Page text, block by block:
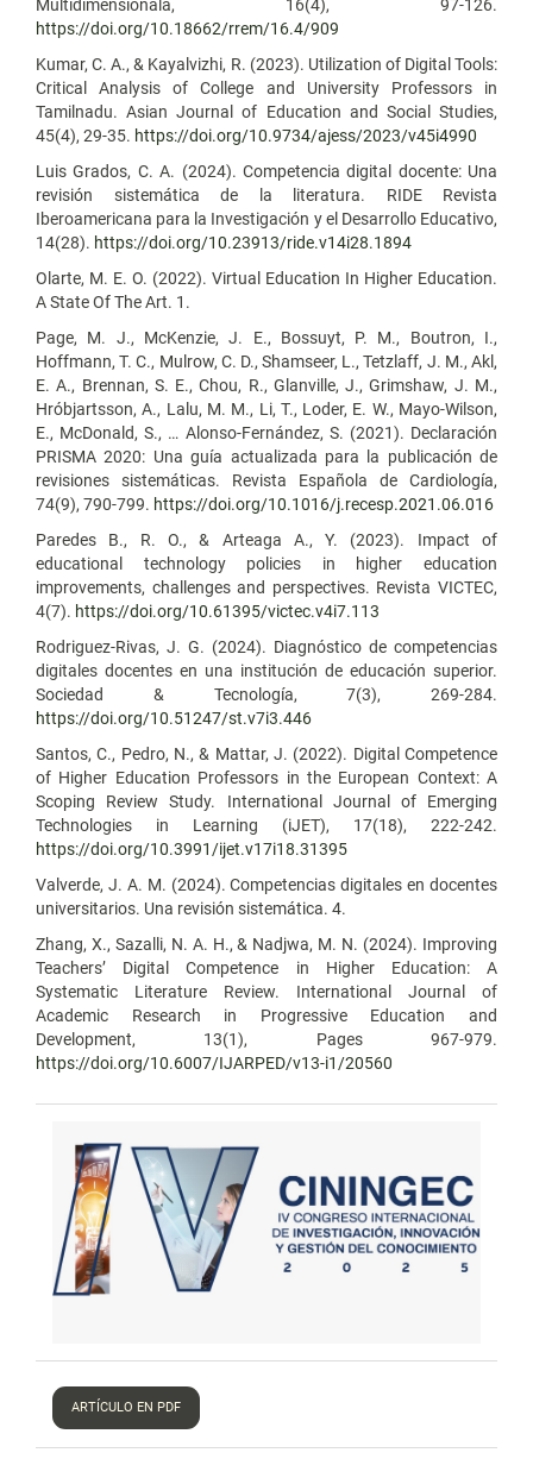
Multidimensionala, 16(4), 97-126.
https://doi.org/10.18662/rrem/16.4/909
Kumar, C. A., & Kayalvizhi, R. (2023). Utilization of Digital Tools:
Critical Analysis of College and University Professors in
Tamilnadu. Asian Journal of Education and Social Studies,
45(4), 29-35. https://doi.org/10.9734/ajess/2023/v45i4990
Luis Grados, C. A. (2024). Competencia digital docente: Una
revisión sistemática de la literatura. RIDE Revista
Iberoamericana para la Investigación y el Desarrollo Educativo,
14(28). https://doi.org/10.23913/ride.v14i28.1894
Olarte, M. E. O. (2022). Virtual Education In Higher Education.
A State Of The Art. 1.
Page, M. J., McKenzie, J. E., Bossuyt, P. M., Boutron, I.,
Hoffmann, T. C., Mulrow, C. D., Shamseer, L., Tetzlaff, J. M., Akl,
E. A., Brennan, S. E., Chou, R., Glanville, J., Grimshaw, J. M.,
Hróbjartsson, A., Lalu, M. M., Li, T., Loder, E. W., Mayo-Wilson,
E., McDonald, S., … Alonso-Fernández, S. (2021). Declaración
PRISMA 2020: Una guía actualizada para la publicación de
revisiones sistemáticas. Revista Española de Cardiología,
74(9), 790-799. https://doi.org/10.1016/j.recesp.2021.06.016
Paredes B., R. O., & Arteaga A., Y. (2023). Impact of
educational technology policies in higher education
improvements, challenges and perspectives. Revista VICTEC,
4(7). https://doi.org/10.61395/victec.v4i7.113
Rodriguez-Rivas, J. G. (2024). Diagnóstico de competencias
digitales docentes en una institución de educación superior.
Sociedad & Tecnología, 7(3), 269-284.
https://doi.org/10.51247/st.v7i3.446
Santos, C., Pedro, N., & Mattar, J. (2022). Digital Competence
of Higher Education Professors in the European Context: A
Scoping Review Study. International Journal of Emerging
Technologies in Learning (iJET), 17(18), 222-242.
https://doi.org/10.3991/ijet.v17i18.31395
Valverde, J. A. M. (2024). Competencias digitales en docentes
universitarios. Una revisión sistemática. 4.
Zhang, X., Sazalli, N. A. H., & Nadjwa, M. N. (2024). Improving
Teachers’ Digital Competence in Higher Education: A
Systematic Literature Review. International Journal of
Academic Research in Progressive Education and
Development, 13(1), Pages 967-979.
https://doi.org/10.6007/IJARPED/v13-i1/20560
ARTÍCULO EN PDF